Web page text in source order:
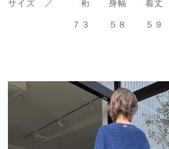
サイズ ／ 裄 身幅 着丈
７３ ５８ ５９